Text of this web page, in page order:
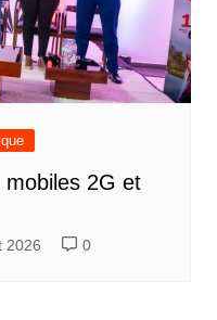
2G et
2026 0